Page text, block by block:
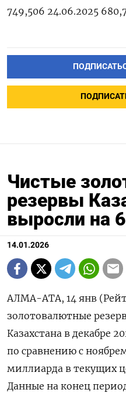
749,506 24.06.2025
Чистые
резервы
выросли на
14.01.2026
АЛМА-АТА, 14 янв
золотовалютные
Казахстана в декабре
по сравнению с
миллиарда в ⁠текущих
Данные на ⁠конец